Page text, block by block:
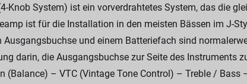
Knob System) ist ein vorverdrahtetes System, das die
ist für die Installation in den meisten Bässen im J-
und einem Batteriefach sind
darin, die Ausgangsbuchse zur Seite des Instruments
(Balance) – VTC (Vintage Tone Control) – Treble / Bass